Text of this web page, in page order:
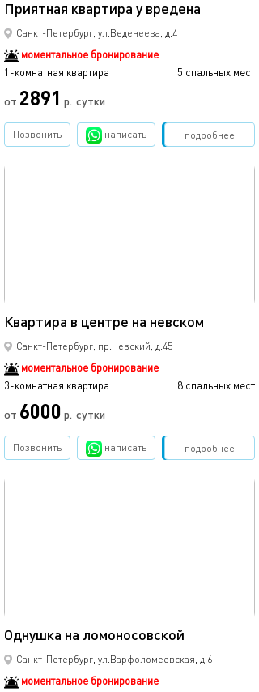
Приятная квартира у вредена
Санкт-Петербург, ул.Веденеева, д.4
моментальное бронирование
1-комнатная квартира
5 спальных мест
от 2891 р. сутки
подробнее
Позвонить написать Забронировать
Квартира в центре на невском
Санкт-Петербург, пр.Невский, д.45
моментальное бронирование
3-комнатная квартира
8 спальных мест
от 6000 р. сутки
подробнее
Позвонить написать Забронировать
Однушка на ломоносовской
Санкт-Петербург, ул.Варфоломеевская, д.6
моментальное бронирование